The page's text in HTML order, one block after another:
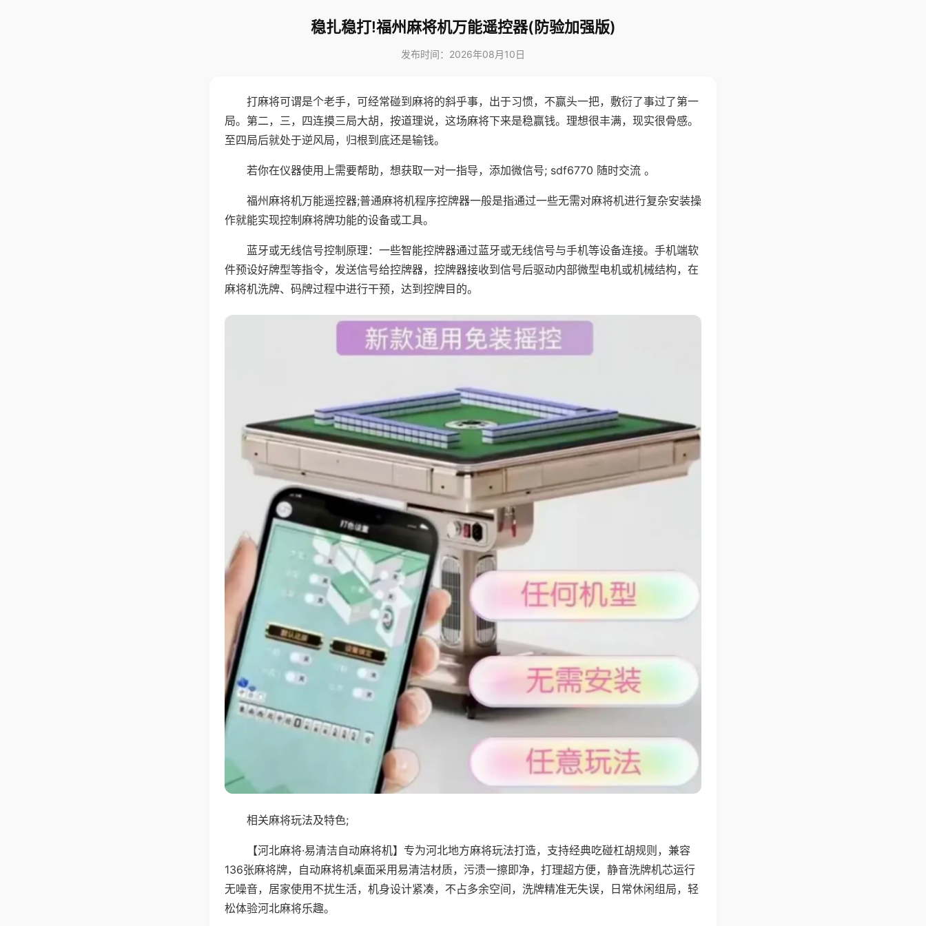
稳扎稳打!福州麻将机万能遥控器(防验加强版)
发布时间：2026年08月10日
打麻将可谓是个老手，可经常碰到麻将的斜乎事，出于习惯，不赢头一把，敷衍了事过了第一
局。第二，三，四连摸三局大胡，按道理说，这场麻将下来是稳赢钱。理想很丰满，现实很骨感。
至四局后就处于逆风局，归根到底还是输钱。
若你在仪器使用上需要帮助，想获取一对一指导，添加微信号; sdf6770 随时交流 。
福州麻将机万能遥控器;普通麻将机程序控牌器一般是指通过一些无需对麻将机进行复杂安装操
作就能实现控制麻将牌功能的设备或工具。
蓝牙或无线信号控制原理：一些智能控牌器通过蓝牙或无线信号与手机等设备连接。手机端软
件预设好牌型等指令，发送信号给控牌器，控牌器接收到信号后驱动内部微型电机或机械结构，在
麻将机洗牌、码牌过程中进行干预，达到控牌目的。
相关麻将玩法及特色;
【河北麻将·易清洁自动麻将机】专为河北地方麻将玩法打造，支持经典吃碰杠胡规则，兼容
136张麻将牌，自动麻将机桌面采用易清洁材质，污渍一擦即净，打理超方便，静音洗牌机芯运行
无噪音，居家使用不扰生活，机身设计紧凑，不占多余空间，洗牌精准无失误，日常休闲组局，轻
松体验河北麻将乐趣。